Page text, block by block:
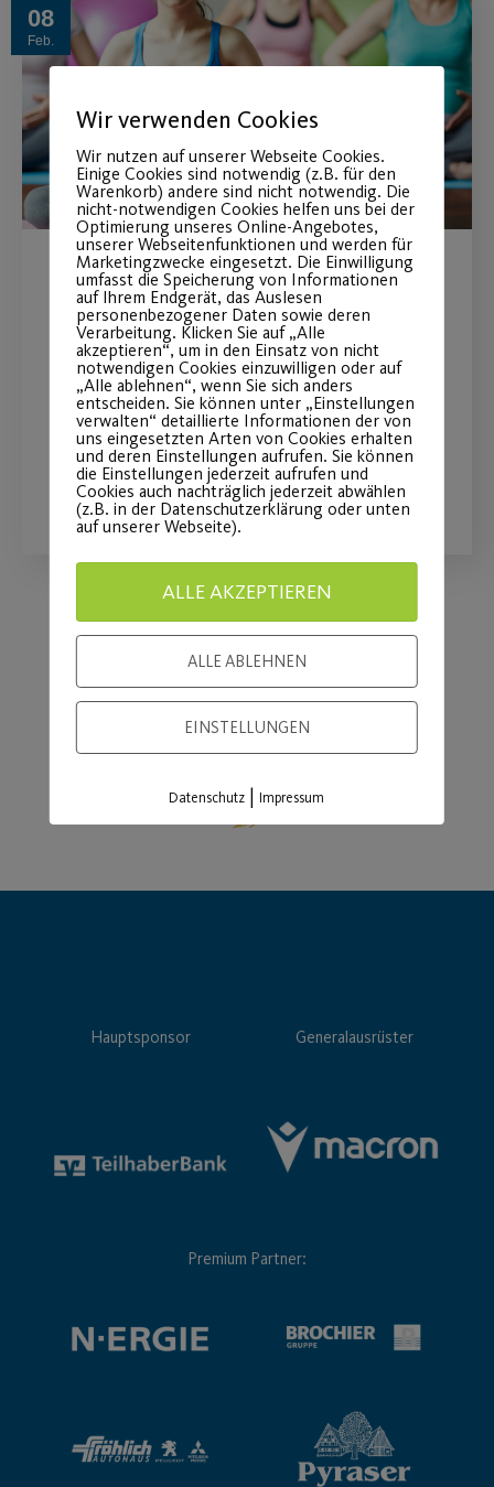
08
Feb.
Fit und gestärkt durch Ihre
Schwangerschaft
Stärken Sie das Vertrauen in Ihrem
Körper.
WEITERLESEN
Hauptsponsor Generalausrüster
Premium Partner:
Wir verwenden Cookies
Wir nutzen auf unserer Webseite Cookies.
Einige Cookies sind notwendig (z.B. für den
Warenkorb) andere sind nicht notwendig. Die
nicht-notwendigen Cookies helfen uns bei der
Optimierung unseres Online-Angebotes,
unserer Webseitenfunktionen und werden für
Marketingzwecke eingesetzt. Die Einwilligung
umfasst die Speicherung von Informationen
auf Ihrem Endgerät, das Auslesen
personenbezogener Daten sowie deren
Verarbeitung. Klicken Sie auf „Alle
akzeptieren“, um in den Einsatz von nicht
notwendigen Cookies einzuwilligen oder auf
„Alle ablehnen“, wenn Sie sich anders
entscheiden. Sie können unter „Einstellungen
verwalten“ detaillierte Informationen der von
uns eingesetzten Arten von Cookies erhalten
und deren Einstellungen aufrufen. Sie können
die Einstellungen jederzeit aufrufen und
Cookies auch nachträglich jederzeit abwählen
(z.B. in der Datenschutzerklärung oder unten
auf unserer Webseite).
ALLE AKZEPTIEREN
ALLE ABLEHNEN
EINSTELLUNGEN
Datenschutz |Impressum